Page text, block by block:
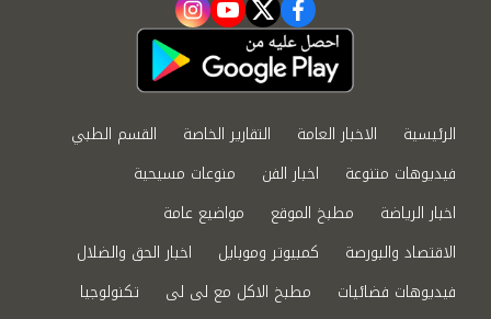
facebook
twitter
youtube
instagram
الرئيسية الاخبار العامة التقارير الخاصة
القسم الطبي
فيديوهات متنوعة
اخبار الفن
منوعات مسيحية
اخبار الرياضة
مطبخ الموقع
مواضيع عامة
الاقتصاد والبورصة
كمبيوتر وموبايل
اخبار الحق والضلال
فيديوهات فضائيات
مطبخ الاكل مع لى لى
تكنولوجيا